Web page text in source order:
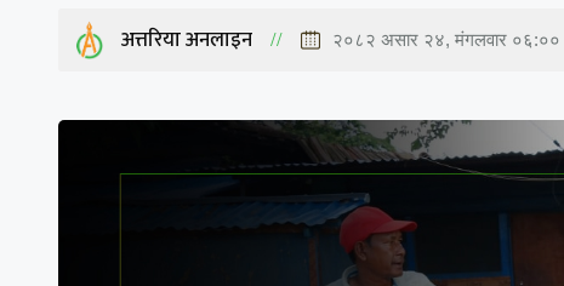
अत्तरिया अनलाइन २०८२ असार २४, मंगलवार ०६:००